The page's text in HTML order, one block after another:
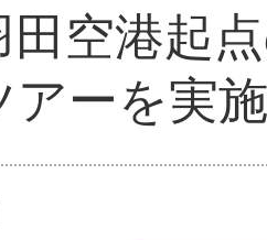
空港起
アーを実施